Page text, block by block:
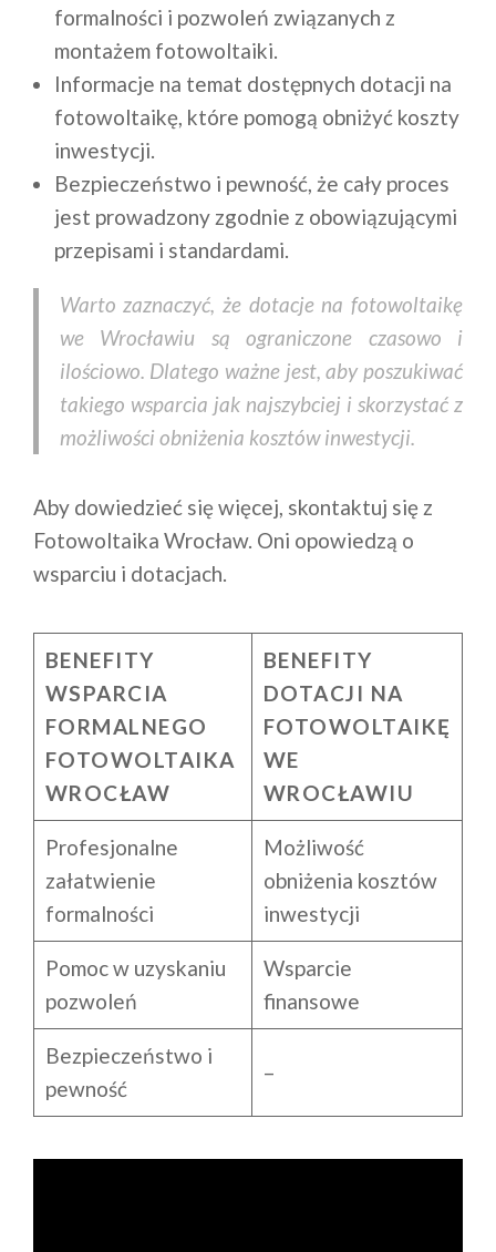
formalności i pozwoleń związanych z
montażem fotowoltaiki.
Informacje na temat dostępnych dotacji na
fotowoltaikę, które pomogą obniżyć koszty
inwestycji.
Bezpieczeństwo i pewność, że cały proces
jest prowadzony zgodnie z obowiązującymi
przepisami i standardami.
Warto zaznaczyć, że dotacje na fotowoltaikę
we Wrocławiu są ograniczone czasowo i
ilościowo. Dlatego ważne jest, aby poszukiwać
takiego wsparcia jak najszybciej i skorzystać z
możliwości obniżenia kosztów inwestycji.
Aby dowiedzieć się więcej, skontaktuj się z
Fotowoltaika Wrocław. Oni opowiedzą o
wsparciu i dotacjach.
BENEFITY
WSPARCIA
FORMALNEGO
FOTOWOLTAIKA
WROCŁAW
BENEFITY
DOTACJI NA
FOTOWOLTAIKĘ
WE
WROCŁAWIU
Profesjonalne
załatwienie
formalności
Możliwość
obniżenia kosztów
inwestycji
Pomoc w uzyskaniu
pozwoleń
Wsparcie
finansowe
Bezpieczeństwo i
pewność
–